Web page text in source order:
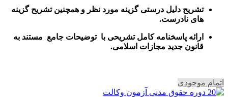
تشریح دلیل درستی گزینه مورد نظر و همچنین تشریح گزینه
های نادرست.
ارائه پاسخنامه کامل تشریحی با توضیحات جامع مستند به
قانون جدید مجازات اسلامی.
اتمام موجودی